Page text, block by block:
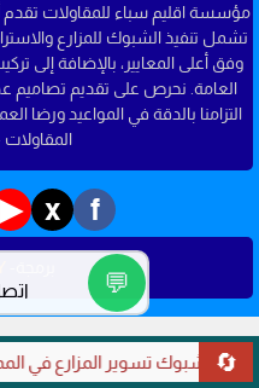
مؤسسة اقليم سباء للمقاولات تقدم
تشمل تنفيذ الشبوك للمزارع
وفق أعلى المعايير، بالإضافة إلى
العامة. نحرص على تقديم تصاميم
التزامنا بالدقة في المواعيد ورضا
المقاولات -
f
x
▶
💬
🔄
🔗 شبوك تسوير المزارع في المملكة